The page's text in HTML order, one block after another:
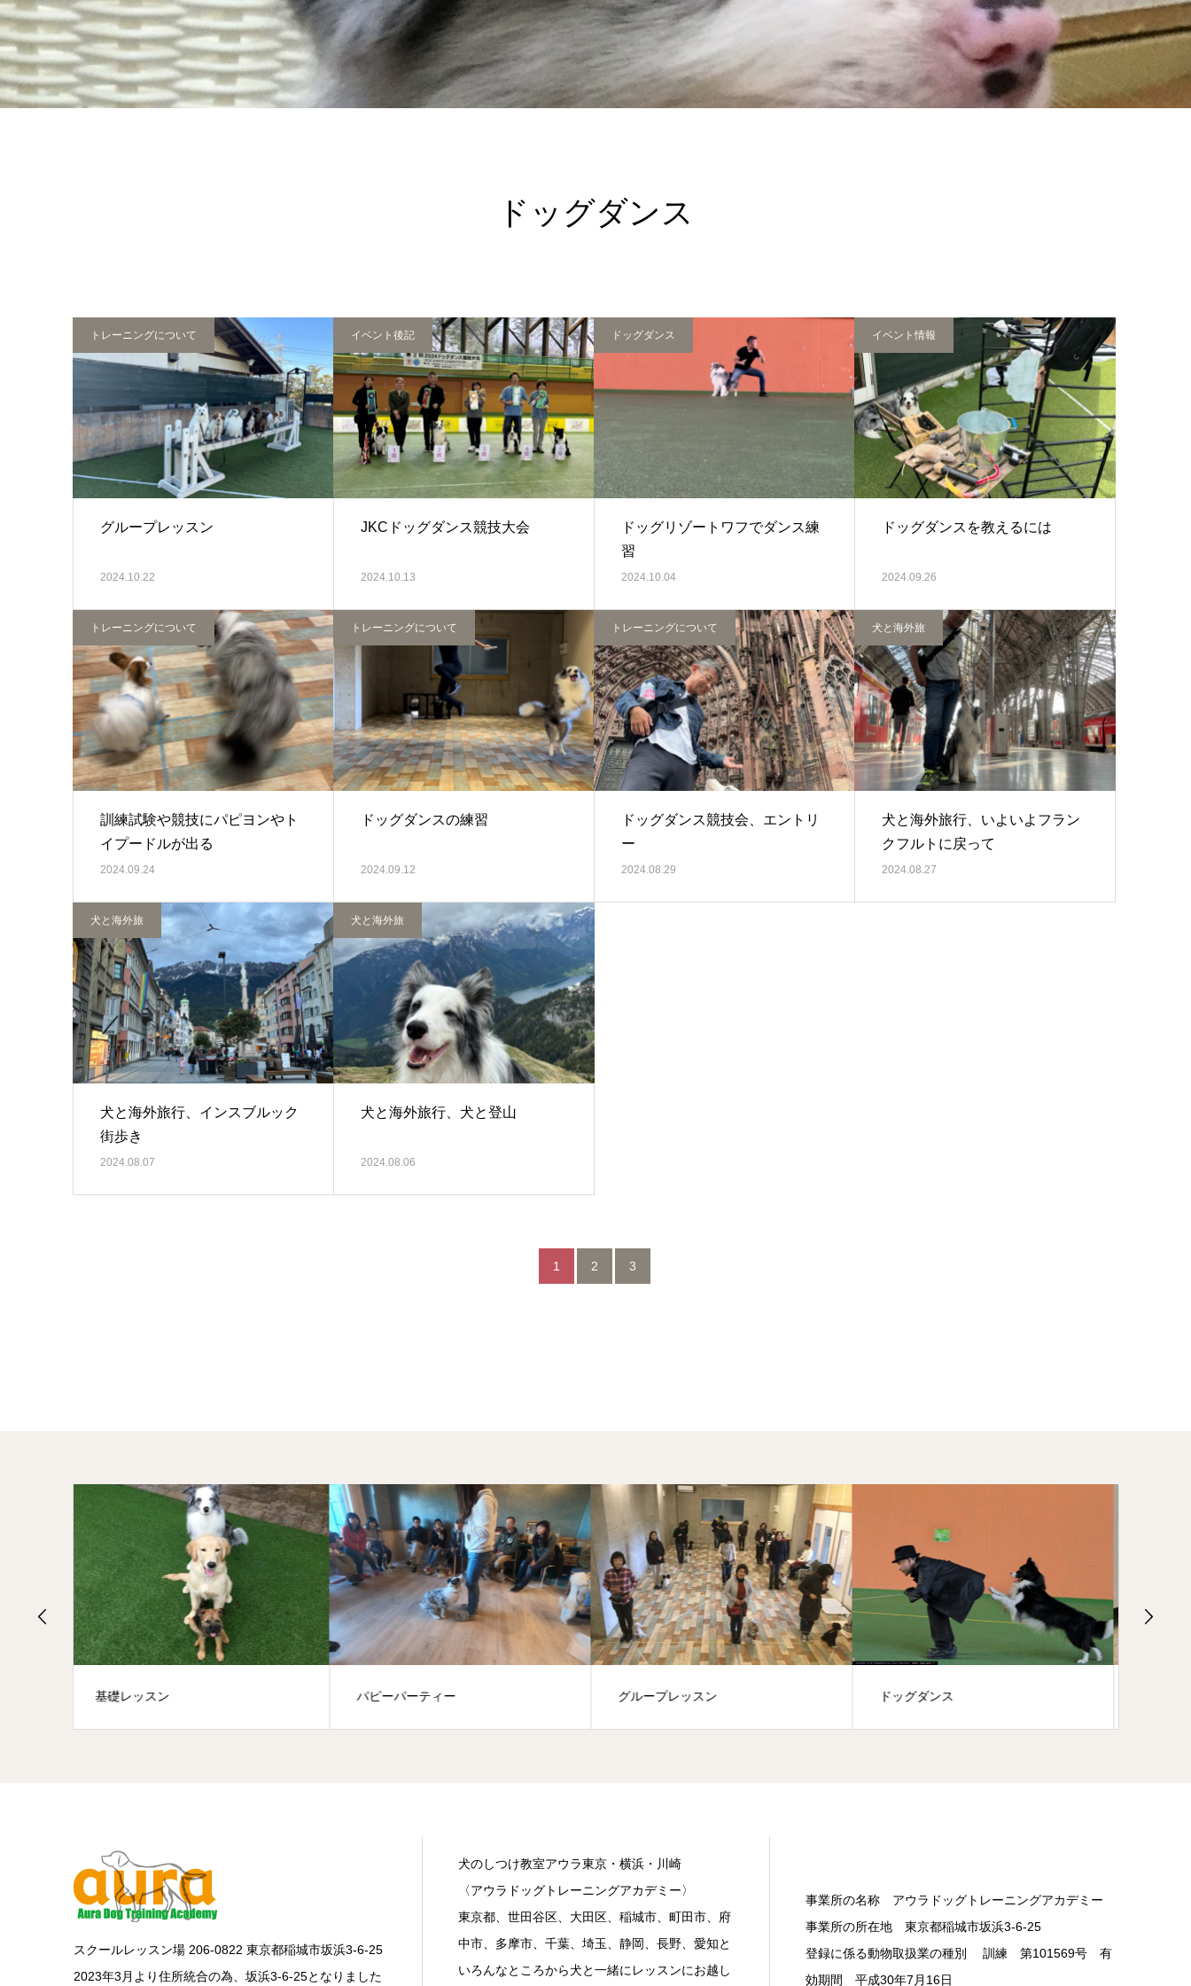
ドッグダンス
トレーニングについて
グループレッスン
2024.10.22
イベント後記
JKCドッグダンス競技大会
2024.10.13
ドッグダンス
ドッグリゾートワフでダンス練
習
2024.10.04
イベント情報
ドッグダンスを教えるには
2024.09.26
トレーニングについて
訓練試験や競技にパピヨンやト
イプードルが出る
2024.09.24
トレーニングについて
ドッグダンスの練習
2024.09.12
トレーニングについて
ドッグダンス競技会、エントリ
ー
2024.08.29
犬と海外旅
犬と海外旅行、いよいよフラン
クフルトに戻って
2024.08.27
犬と海外旅
犬と海外旅行、インスブルック
街歩き
2024.08.07
犬と海外旅
犬と海外旅行、犬と登山
2024.08.06
1 2 3
パピーパーティー グループレッスン ドッグダンス 幼稚園/ルーデンスクラス
スクールレッスン場 206-0822 東京都稲城市坂浜3-6-25
2023年3月より住所統合の為、坂浜3-6-25となりました
犬のしつけ教室アウラ東京・横浜・川崎
〈アウラドッグトレーニングアカデミー〉
東京都、世田谷区、大田区、稲城市、町田市、府
中市、多摩市、千葉、埼玉、静岡、長野、愛知と
いろんなところから犬と一緒にレッスンにお越し
事業所の名称 アウラドッグトレーニングアカデミー
事業所の所在地 東京都稲城市坂浜3-6-25
登録に係る動物取扱業の種別 訓練 第101569号 有
効期間 平成30年7月16日